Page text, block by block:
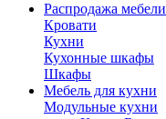
Распродажа мебели
Кровати
Кухни
Кухонные шкафы
Шкафы
Мебель для кухни
Модульные кухни